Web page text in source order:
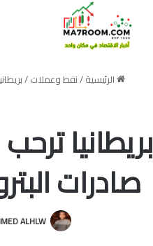
الرئيسية/نفط وعملات/
بريطانيا
صادرات
ALHLW